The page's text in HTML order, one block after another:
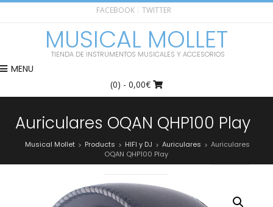
FACEBOOK TWITTER
MUSICAL MOLLET
TIENDA DE INSTRUMENTOS MUSICALES Y ACCESORIOS
MENU
(0) - 0,00€
Auriculares OQAN QHP100 Play
Musical Mollet > Products > HIFI y DJ > Auriculares > Auriculares
OQAN QHP100 Play